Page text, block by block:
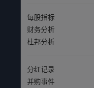
每股指标
财务分析
杜邦分析
分红记录
并购事件